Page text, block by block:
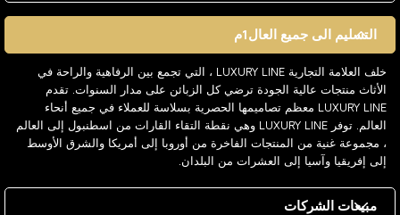
التسليم الى جميع العال1م
خلف العلامة التجارية LUXURY LINE ، التي تجمع بين الرفاهية والراحة في
الأثاث منتجات عالية الجودة ترضي كل الزبائن على مدار السنوات. تقدم
LUXURY LINE معظم تصاميمها الحصرية بسلاسة للعملاء في جميع أنحاء
العالم. توفر LUXURY LINE وهي نقطة التقاء القارات من اسطنبول إلى العالم
، مجموعة غنية من المنتجات الفاخرة من أوروبا إلى أمريكا والشرق الأوسط
إلى إفريقيا وآسيا إلى العشرات من البلدان.
مبيعات الشركات